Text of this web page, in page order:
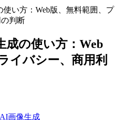
使い方：Web版、無料範囲、プ
判断
成の使い方：Web
イバシー、商用利
AI画像生成